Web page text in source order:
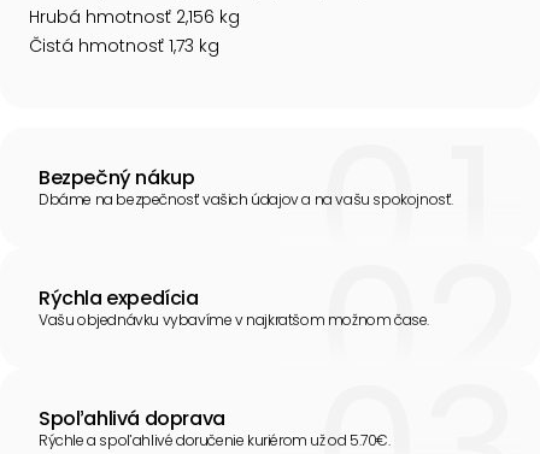
Hrubá hmotnosť 2,156 kg
Čistá hmotnosť 1,73 kg
Bezpečný nákup
Dbáme na bezpečnosť vašich údajov a na vašu spokojnosť.
Rýchla expedícia
Vašu objednávku vybavíme v najkratšom možnom čase.
Spoľahlivá doprava
Rýchle a spoľahlivé doručenie kuriérom už od 5.70€.